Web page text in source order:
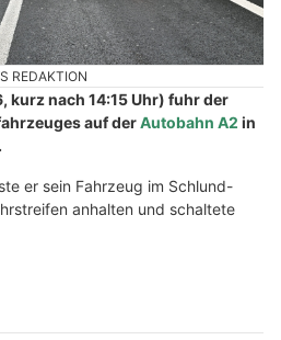
REDAKTION
kurz nach 14:15 Uhr) fuhr der
auf derAutobahn A2 in
er sein Fahrzeug im Schlund-
anhalten und schaltete